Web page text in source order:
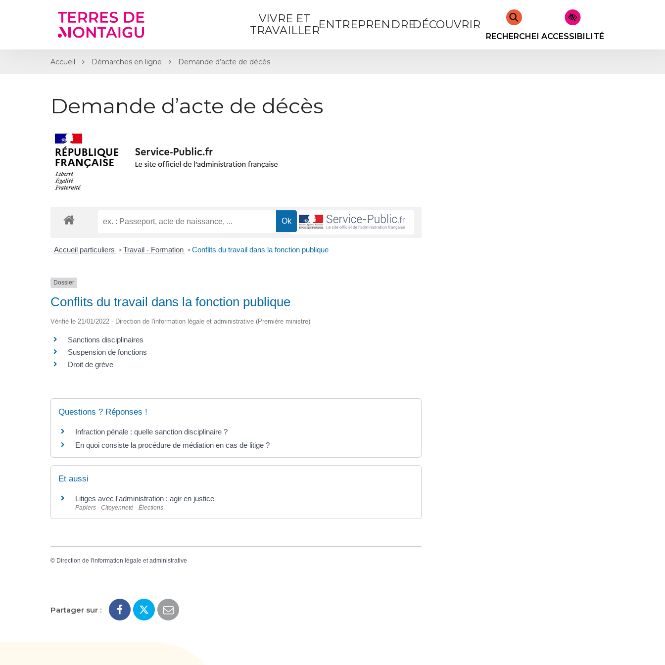
VIVRE ET
TRAVAILLERENTREPRENDREDÉCOUVRIR
RECHERCHERACCESSIBILITÉ
Accueil Démarches en ligne Demande d’acte de décès
Demande d’acte de décès
Accueil particuliers > Travail - Formation > Conflits du travail dans la fonction publique
Dossier
Conflits du travail dans la fonction publique
Vérifié le 21/01/2022 - Direction de l'information légale et administrative (Première ministre)
Sanctions disciplinaires
Suspension de fonctions
Droit de grève
Questions ? Réponses !
Infraction pénale : quelle sanction disciplinaire ?
En quoi consiste la procédure de médiation en cas de litige ?
Et aussi
Litiges avec l'administration : agir en justice
Papiers - Citoyenneté - Élections
© Direction de l'information légale et administrative
Partager sur :